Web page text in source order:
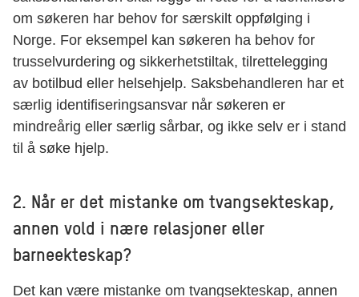
om søkeren har behov for særskilt oppfølging i
Norge. For eksempel kan søkeren ha behov for
trusselvurdering og sikkerhetstiltak, tilrettelegging
av botilbud eller helsehjelp. Saksbehandleren har et
særlig identifiseringsansvar når søkeren er
mindreårig eller særlig sårbar, og ikke selv er i stand
til å søke hjelp.
2. Når er det mistanke om tvangsekteskap,
annen vold i nære relasjoner eller
barneekteskap?
Det kan være mistanke om tvangsekteskap, annen